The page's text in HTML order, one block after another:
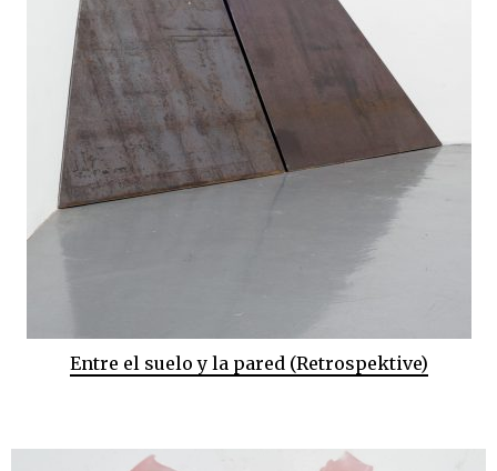
Entre el suelo y la pared (Retrospektive)